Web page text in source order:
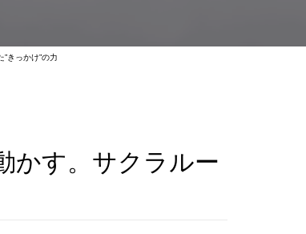
きっかけ”の力
かす。サクラルー